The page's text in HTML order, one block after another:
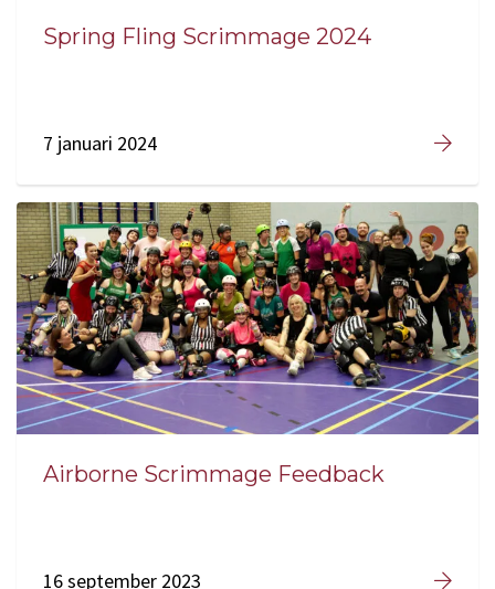
Spring Fling Scrimmage 2024
7 januari 2024
Airborne Scrimmage Feedback
16 september 2023